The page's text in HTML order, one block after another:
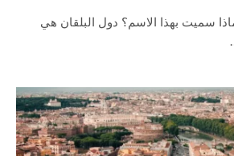
سميت بهذا الاسم؟ دول البلقان هي